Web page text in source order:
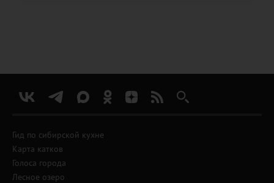
Гид по сибирской кухне
Карта катков
Голоса города
Лесное озеро